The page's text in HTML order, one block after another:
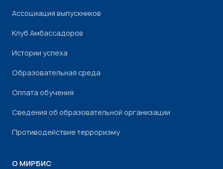
Ассоциация выпускников
Клуб Амбассадоров
Истории успеха
Образовательная среда
Оплата обучения
Сведения об образовательной организации
Противодействие терроризму
О МИРБИС